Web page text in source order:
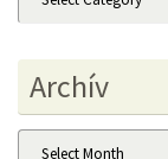
Archív
Archív